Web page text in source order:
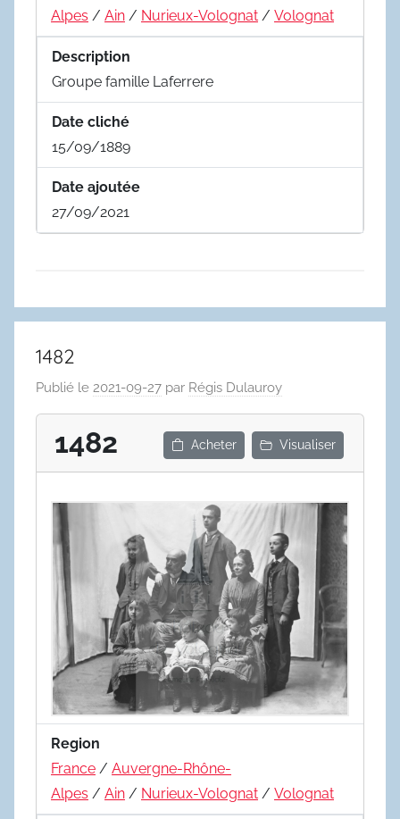
Alpes / Ain / Nurieux-Volognat / Volognat
Description
Groupe famille Laferrere
Date cliché
15/09/1889
Date ajoutée
27/09/2021
1482
Publié le 2021-09-27 par Régis Dulauroy
1482 Acheter Visualiser
Region
France / Auvergne-Rhône-
Alpes / Ain / Nurieux-Volognat / Volognat